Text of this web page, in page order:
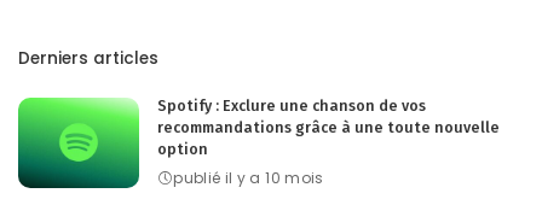
Derniers articles
Spotify : Exclure une chanson de vos
recommandations grâce à une toute nouvelle
option
publié il y a 10 mois